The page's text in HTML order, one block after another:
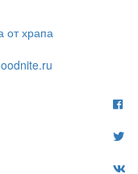
от храпа